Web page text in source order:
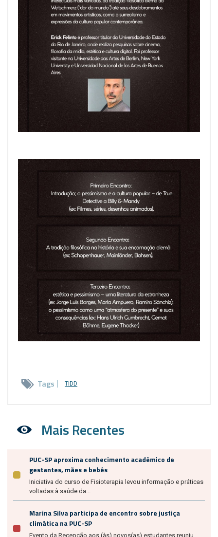
Tags TIDD
Mais Recentes
PUC-SP aproxima conhecimento acadêmico de
gestantes, mães e bebês
Iniciativa do curso de Fisioterapia levou informação e práticas
voltadas à saúde da...
Marina Silva participa de encontro sobre justiça
climática na PUC-SP
Evento da Recepção aos (às) novos(as) estudantes reuniu